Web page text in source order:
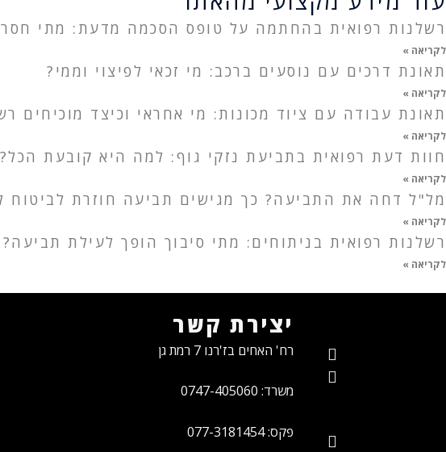
רשלנות רפואית בהחתמה על טופס הסכמה מדעת: מתי
לקריאה »
תאונת דרכים עם נוסעים ברכב: מי זכאי לפיצוי וממי?
לקריאה »
תאונת עבודה עם ציוד מכונות: מי אחראי וכיצד מוכיחים
לקריאה »
חוות דעת רפואית בתביעת נזקי גוף: למה היא קובעת הכל?
לקריאה »
מל"ל דחה את התביעה? כך מגישים תביעה חוזרת לביטוח
לקריאה »
רשלנות רפואית בניתוחים: מתי סיבוך הופך לעילת תביעה?
לקריאה »
יצירת קשר
רח' האחים בז'רנו 7 רמת גן
משרד: 0747-405060
פקס: 077-3181454